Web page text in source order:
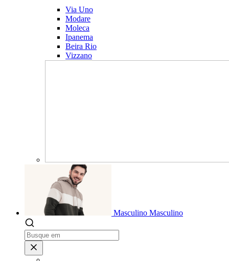
Via Uno
Modare
Moleca
Ipanema
Beira Rio
Vizzano
Masculino Masculino